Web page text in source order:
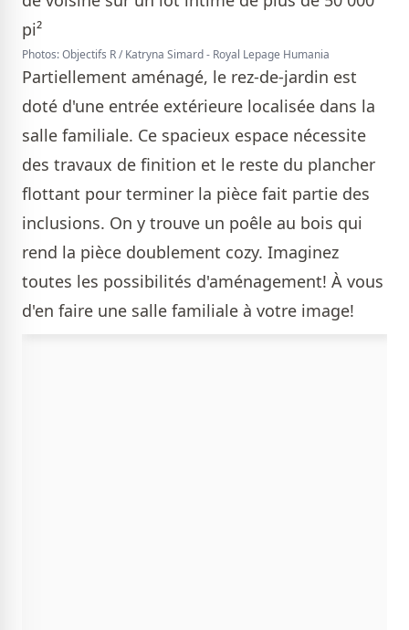
Photos: Objectifs R / Katryna Simard - Royal Lepage Humania
Partiellement aménagé, le rez-de-jardin est
doté d'une entrée extérieure localisée dans la
salle familiale. Ce spacieux espace nécessite
des travaux de finition et le reste du plancher
flottant pour terminer la pièce fait partie des
inclusions. On y trouve un poêle au bois qui
rend la pièce doublement cozy. Imaginez
toutes les possibilités d'aménagement! À vous
d'en faire une salle familiale à votre image!